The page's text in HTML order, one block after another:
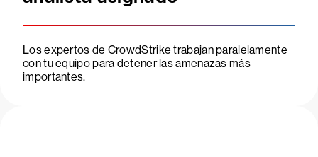
Los expertos de CrowdStrike trabajan paralelamente
con tu equipo para detener las amenazas más
importantes.